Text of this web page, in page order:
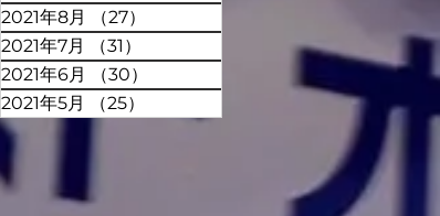
2021年8月
（27）
2021年7月
（31）
2021年6月
（30）
2021年5月
（25）